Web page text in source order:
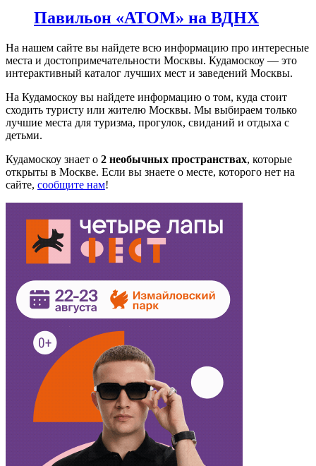
Павильон «АТОМ» на ВДНХ
На нашем сайте вы найдете всю информацию про интересные
места и достопримечательности Москвы. Кудамоскоу — это
интерактивный каталог лучших мест и заведений Москвы.
На Кудамоскоу вы найдете информацию о том, куда стоит
сходить туристу или жителю Москвы. Мы выбираем только
лучшие места для туризма, прогулок, свиданий и отдыха с
детьми.
Кудамоскоу знает о 2 необычных пространствах, которые
открыты в Москве. Если вы знаете о месте, которого нет на
сайте, сообщите нам!